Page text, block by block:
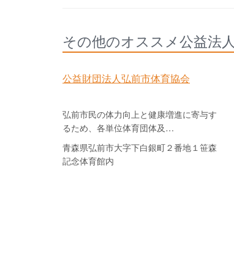
その他のオススメ公益法人
公益財団法人弘前市体育協会
弘前市民の体力向上と健康増進に寄与す
るため、各単位体育団体及…
青森県弘前市大字下白銀町２番地１笹森
記念体育館内